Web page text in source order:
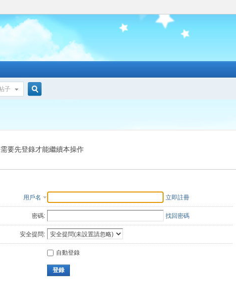
子
索
要先登錄才能繼續本操作
用戶名 立即註冊
密碼: 找回密碼
安全提問:
自動登錄
登錄